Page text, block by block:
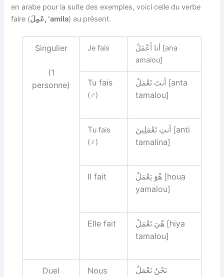
en arabe pour la suite des exemples, voici celle du verbe
faire (
عَمِلَ, ‘amila) au présent.
Singulier
(1
personne)
Je fais
[ana
amalou]
Tu fais
(♂)
[anta
tamalou]
Tu fais
(♀)
[anti
tamalina]
Il fait هْوَ يَعْمَلُ‏ [houa
yamalou]
Elle fait هْيَ تَعْمَلُ‏ [hiya
tamalou]
Duel
Nous
نَحْنُ نَعْمَلُ‏